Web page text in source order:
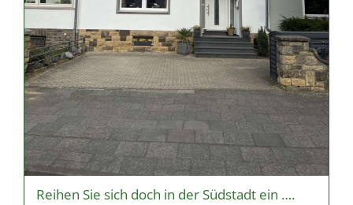
Reihen Sie sich doch in der Südstadt ein ….